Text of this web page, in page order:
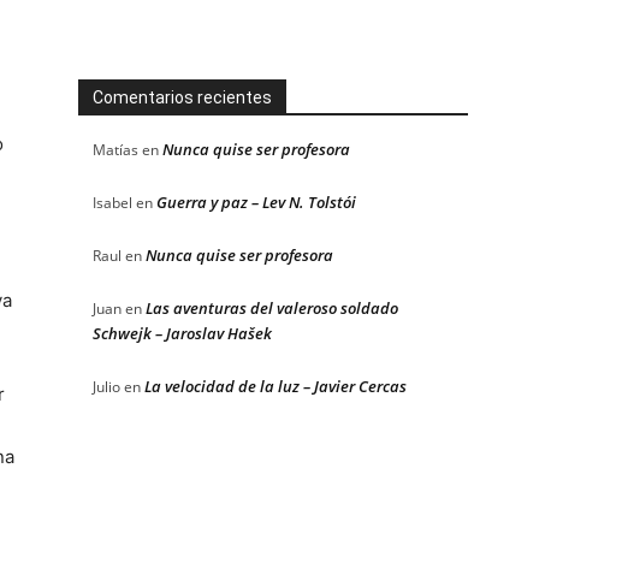
Comentarios recientes
Matías enNunca quise ser profesora
Isabel enGuerra y paz – Lev N. Tolstói
Raul enNunca quise ser profesora
JuanenLas aventuras del valeroso soldado
Schwejk – Jaroslav Hašek
JulioenLa velocidad de la luz – Javier Cercas